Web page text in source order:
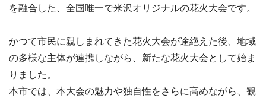
を融合した、全国唯一で米沢オリジナルの花火大会です。
かつて市民に親しまれてきた花火大会が途絶えた後、地域
の多様な主体が連携しながら、新たな花火大会として始ま
りました。
本市では、本大会の魅力や独自性をさらに高めながら、観